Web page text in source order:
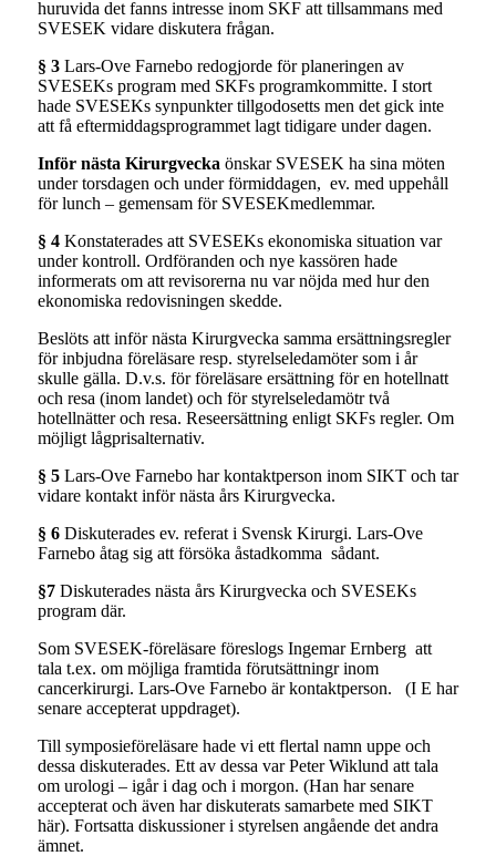
huruvida det fanns intresse inom SKF att tillsammans med
SVESEK vidare diskutera frågan.
§ 3Lars-Ove Farnebo redogjorde för planeringen av
SVESEKs program med SKFs programkommitte. I stort
hade SVESEKs synpunkter tillgodosetts men det gick inte
att få eftermiddagsprogrammet lagt tidigare under dagen.
Inför nästa Kirurgvecka önskar SVESEK ha sina möten
under torsdagen och under förmiddagen, ev. med uppehåll
för lunch – gemensam för SVESEKmedlemmar.
§ 4Konstaterades att SVESEKs ekonomiska situation var
under kontroll. Ordföranden och nye kassören hade
informerats om att revisorerna nu var nöjda med hur den
ekonomiska redovisningen skedde.
Beslöts att inför nästa Kirurgvecka samma ersättningsregler
för inbjudna föreläsare resp. styrelseledamöter som i år
skulle gälla. D.v.s. för föreläsare ersättning för en hotellnatt
och resa (inom landet) och för styrelseledamötr två
hotellnätter och resa. Reseersättning enligt SKFs regler. Om
möjligt lågprisalternativ.
§ 5Lars-Ove Farnebo har kontaktperson inom SIKT och tar
vidare kontakt inför nästa års Kirurgvecka.
§ 6Diskuterades ev. referat i Svensk Kirurgi. Lars-Ove
Farnebo åtag sig att försöka åstadkomma sådant.
§7Diskuterades nästa års Kirurgvecka och SVESEKs
program där.
Som SVESEK-föreläsare föreslogs Ingemar Ernberg att
tala t.ex. om möjliga framtida förutsättningr inom
cancerkirurgi. Lars-Ove Farnebo är kontaktperson. (I E har
senare accepterat uppdraget).
Till symposieföreläsare hade vi ett flertal namn uppe och
dessa diskuterades. Ett av dessa var Peter Wiklund att tala
om urologi – igår i dag och i morgon. (Han har senare
accepterat och även har diskuterats samarbete med SIKT
här). Fortsatta diskussioner i styrelsen angående det andra
ämnet.